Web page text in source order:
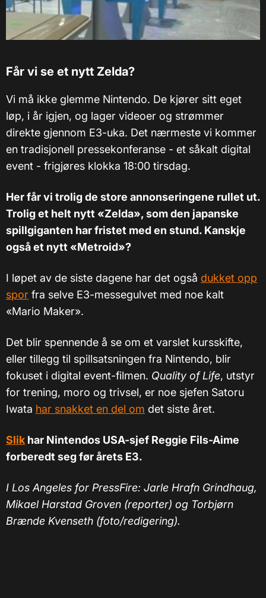
Får vi se et nytt Zelda?
Vi må ikke glemme Nintendo. De kjører sitt eget
løp, i år igjen, og lager videoer og strømmer
direkte gjennom E3-uka. Det nærmeste vi kommer
en tradisjonell pressekonferanse - et såkalt digital
event - frigjøres klokka 18:00 tirsdag.
Her får vi trolig de store annonseringene rullet ut.
Trolig et helt nytt «Zelda», som den japanske
spillgiganten har fristet med en stund. Kanskje
også et nytt «Metroid»?
I løpet av de siste dagene har det også dukket opp
spor fra selve E3-messegulvet med noe kalt
«Mario Maker».
Det blir spennende å se om et varslet kursskifte,
eller tillegg til spillsatsningen fra Nintendo, blir
fokuset i digital event-filmen. Quality of Life, utstyr
for trening, moro og trivsel, er noe sjefen Satoru
Iwata har snakket en del om det siste året.
Slik har Nintendos USA-sjef Reggie Fils-Aime
forberedt seg før årets E3.
I Los Angeles for PressFire: Jarle Hrafn Grindhaug,
Mikael Harstad Groven (reporter) og Torbjørn
Brænde Kvenseth (foto/redigering).